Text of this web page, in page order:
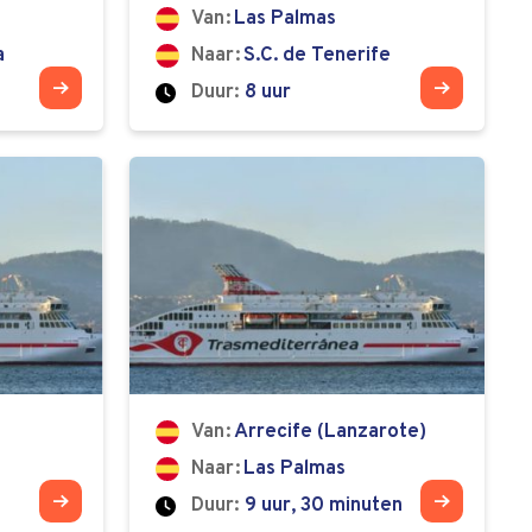
Van
Las Palmas
Naar S.C. de Tenerife
Duur: 8 uur
Van Arrecife (Lanzarote)
Naar
Las Palmas
Duur: 9 uur, 30 minuten